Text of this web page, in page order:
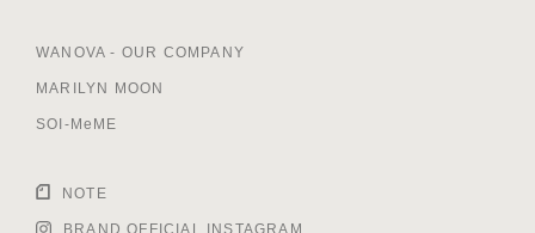
WANOVA - OUR COMPANY
MARILYN MOON
SOI-MeME
NOTE
BRAND OFFICIAL INSTAGRAM